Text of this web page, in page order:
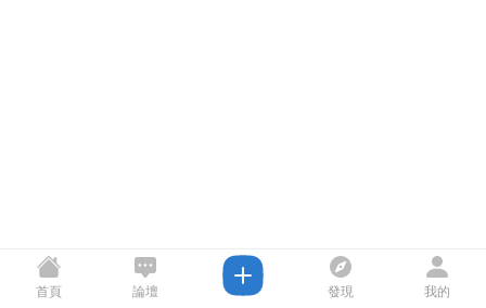
首頁 論壇 發現 我的